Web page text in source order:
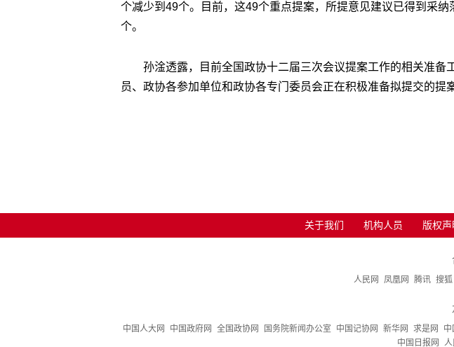
个减少到49个。目前，这49个重点提案，所提意见建议已得到采纳
个。
孙淦透露，目前全国政协十二届三次会议提案工作的相关准备
员、政协各参加单位和政协各专门委员会正在积极准备拟提交的提案
关于我们 机构人员 版权声
人民网 凤凰网 腾讯 搜狐
中国人大网 中国政府网 全国政协网 国务院新闻办公室 中国记协网 新华网 求是网 中
中国日报网
人